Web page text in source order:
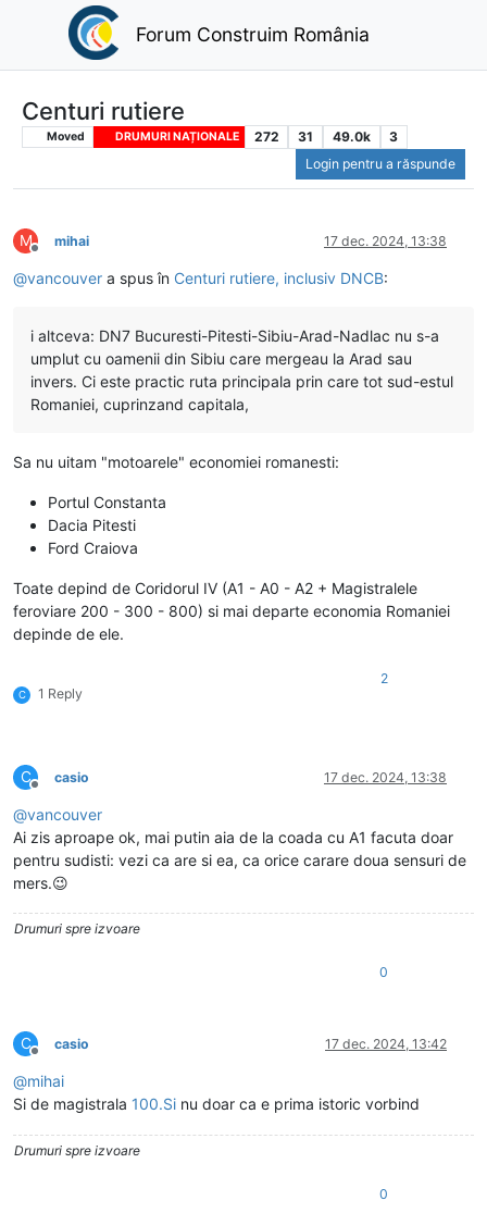
Forum Construim România
Centuri rutiere
Moved DRUMURI NAȚIONALE 272 31 49.0k
3
Login pentru a răspunde
M
Deconectat
mihai 17 dec. 2024, 13:38
@vancouver a spus în Centuri rutiere, inclusiv DNCB:
i altceva: DN7 Bucuresti-Pitesti-Sibiu-Arad-Nadlac nu s-a
umplut cu oamenii din Sibiu care mergeau la Arad sau
invers. Ci este practic ruta principala prin care tot sud-estul
Romaniei, cuprinzand capitala,
Sa nu uitam "motoarele" economiei romanesti:
Portul Constanta
Dacia Pitesti
Ford Craiova
Toate depind de Coridorul IV (A1 - A0 - A2 + Magistralele
feroviare 200 - 300 - 800) si mai departe economia Romaniei
depinde de ele.
C 1 Reply
2
C
Deconectat
casio 17 dec. 2024, 13:38
@vancouver
Ai zis aproape ok, mai putin aia de la coada cu A1 facuta doar
pentru sudisti: vezi ca are si ea, ca orice carare doua sensuri de
mers.😉
Drumuri spre izvoare
0
C
Deconectat
casio 17 dec. 2024, 13:42
@mihai
Si de magistrala 100.Si nu doar ca e prima istoric vorbind
Drumuri spre izvoare
0